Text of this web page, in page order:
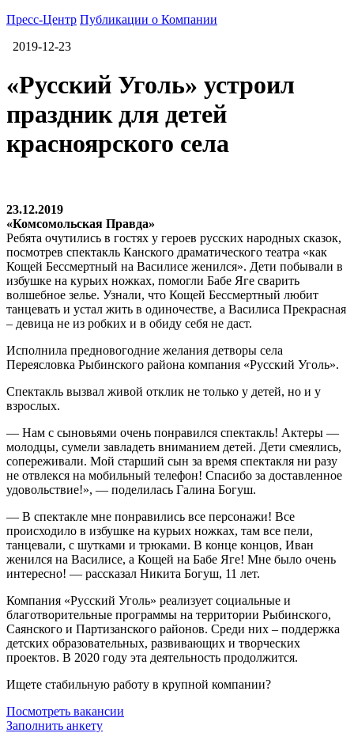
Пресс-Центр Публикации о Компании
2019-12-23
«Русский Уголь» устроил
праздник для детей
красноярского села
23.12.2019
«Комсомольская Правда»
Ребята очутились в гостях у героев русских народных сказок,
посмотрев спектакль Канского драматического театра «как
Кощей Бессмертный на Василисе женился». Дети побывали в
избушке на курьих ножках, помогли Бабе Яге сварить
волшебное зелье. Узнали, что Кощей Бессмертный любит
танцевать и устал жить в одиночестве, а Василиса Прекрасная
– девица не из робких и в обиду себя не даст.
Исполнила предновогодние желания детворы села
Переясловка Рыбинского района компания «Русский Уголь».
Спектакль вызвал живой отклик не только у детей, но и у
взрослых.
— Нам с сыновьями очень понравился спектакль! Актеры —
молодцы, сумели завладеть вниманием детей. Дети смеялись,
сопереживали. Мой старший сын за время спектакля ни разу
не отвлекся на мобильный телефон! Спасибо за доставленное
удовольствие!», — поделилась Галина Богуш.
— В спектакле мне понравились все персонажи! Все
происходило в избушке на курьих ножках, там все пели,
танцевали, с шутками и трюками. В конце концов, Иван
женился на Василисе, а Кощей на Бабе Яге! Мне было очень
интересно! — рассказал Никита Богуш, 11 лет.
Компания «Русский Уголь» реализует социальные и
благотворительные программы на территории Рыбинского,
Саянского и Партизанского районов. Среди них – поддержка
детских образовательных, развивающих и творческих
проектов. В 2020 году эта деятельность продолжится.
Ищете стабильную работу в крупной компании?
Посмотреть вакансии
Заполнить анкету